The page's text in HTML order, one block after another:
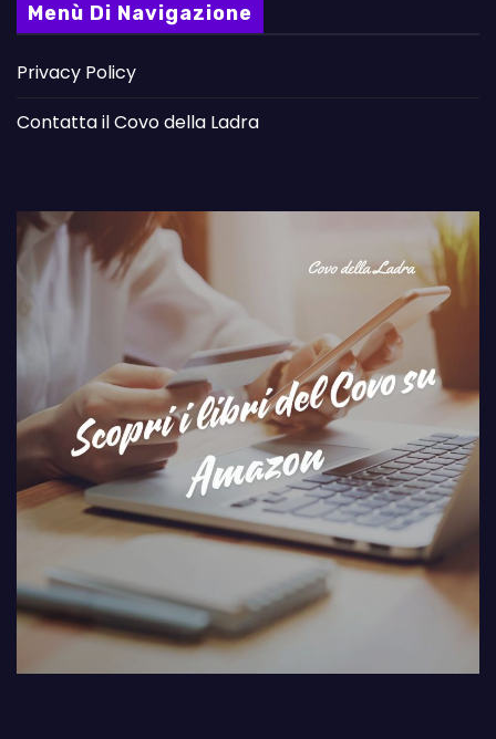
Menù Di Navigazione
Privacy Policy
Contatta il Covo della Ladra